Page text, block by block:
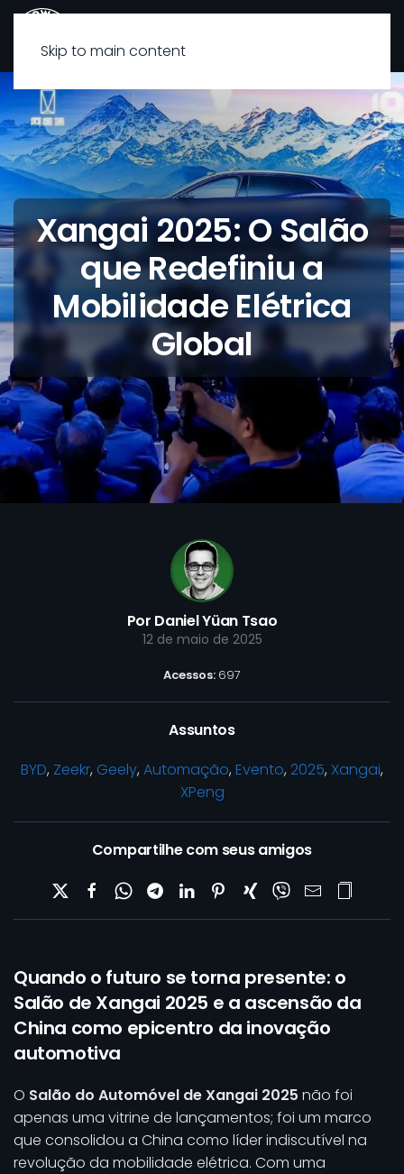
Skip to main content
Xangai 2025: O Salão
que Redefiniu a
Mobilidade Elétrica
Global
Por Daniel Yüan Tsao
12 de maio de 2025
Acessos: 697
Assuntos
BYD, Zeekr, Geely, Automação, Evento, 2025, Xangai,
XPeng
Compartilhe com seus amigos
Quando o futuro se torna presente: o
Salão de Xangai 2025 e a ascensão da
China como epicentro da inovação
automotiva
O Salão do Automóvel de Xangai 2025 não foi
apenas uma vitrine de lançamentos; foi um marco
que consolidou a China como líder indiscutível na
revolução da mobilidade elétrica. Com uma